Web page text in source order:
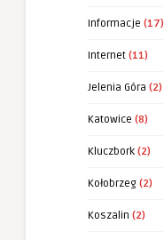
Informacje (17)
Internet (11)
Jelenia Góra (2)
Katowice (8)
Kluczbork (2)
Kołobrzeg (2)
Koszalin (2)